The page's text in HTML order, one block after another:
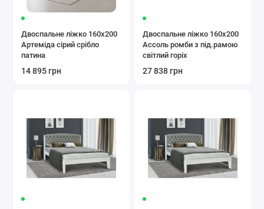
Двоспальне ліжко 160x200
Артеміда сірий срібло
патина
14 895 грн
Двоспальне ліжко 160x200
Ассоль ромби з під.рамою
світлий горіх
27 838 грн